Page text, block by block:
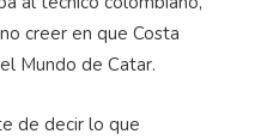
creer en que Costa
Mundo de Catar.
de decir lo que